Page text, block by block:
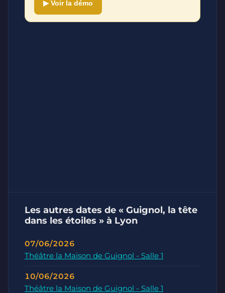
▶ Voir la démo
Les autres dates de « Guignol, la tête
dans les étoiles » à Lyon
07/06/2026
Théâtre la Maison de Guignol - Salle 1
10/06/2026
Théâtre la Maison de Guignol - Salle 1